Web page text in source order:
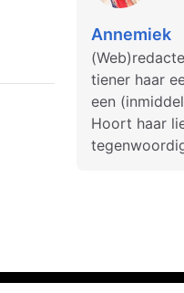
Annemiek
tiener haar
een
Hoort haar